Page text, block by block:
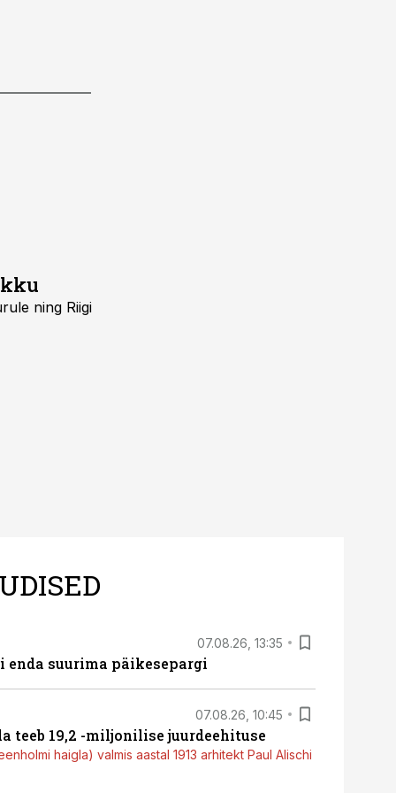
ning Riigi
07.08.26, 13:35
enda suurima päikesepargi
07.08.26, 10:45
teeb 19,2 -miljonilise juurdeehituse
haigla) valmis aastal 1913 arhitekt Paul Alischi